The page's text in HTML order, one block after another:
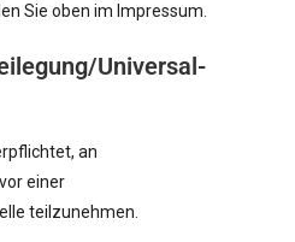
Sie oben im Impressum.
Universal­
an
einer
teilzunehmen.